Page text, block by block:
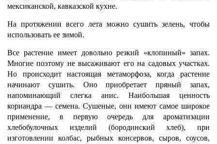
мексиканской, кавказской кухне.
На протяжении всего лета можно сушить зелень, чтобы
использовать ее зимой.
Все растение имеет довольно резкий «клопиный» запах.
Многие поэтому не высаживают его на садовых участках.
Но происходит настоящая метаморфоза, когда растение
начинают сушить. Оно приобретает пряный запах,
напоминающий слегка анис. Наибольшая ценность
кориандра — семена. Сушеные, они имеют самое широкое
применение, в первую очередь для ароматизации
хлебобулочных изделий (бородинский хлеб), при
изготовлении колбас, рыбных консервов, сыров, соусов,